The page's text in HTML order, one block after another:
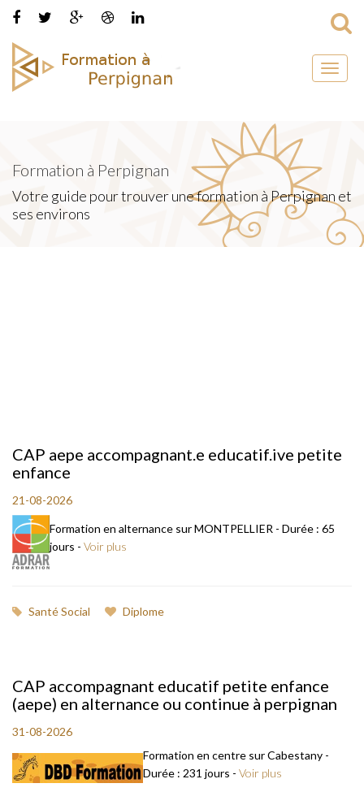
Toggle
Formation à Perpignan
Votre guide pour trouver une formation à Perpignan et
ses environs
CAP aepe accompagnant.e educatif.ive petite
enfance
21-08-2026
Formation en alternance sur MONTPELLIER - Durée : 65
jours -Voir plus
Santé Social Diplome
CAP accompagnant educatif petite enfance
(aepe) en alternance ou continue à perpignan
31-08-2026
Formation en centre sur Cabestany -
Durée : 231 jours - Voir plus